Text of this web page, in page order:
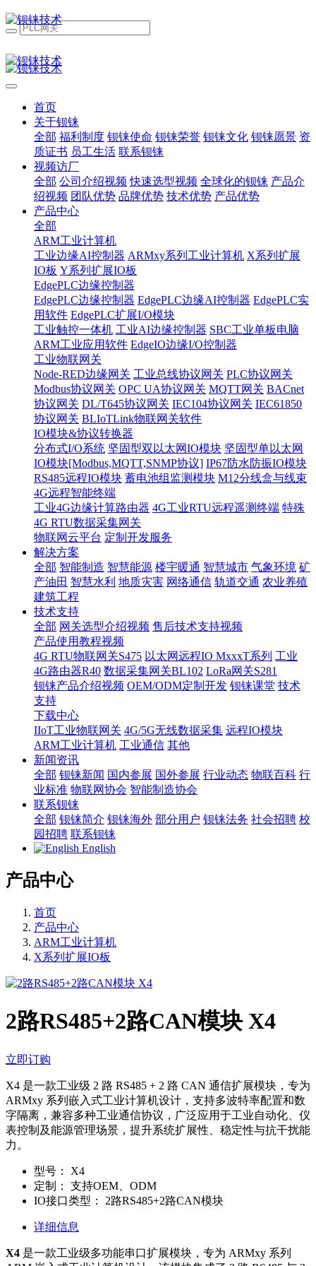
首页
关于钡铼
全部 福利制度 钡铼使命 钡铼荣誉 钡铼文化 钡铼愿景 资
质证书 员工生活 联系钡铼
视频访厂
全部 公司介绍视频 快速选型视频 全球化的钡铼 产品介
绍视频 团队优势 品牌优势 技术优势 产品优势
产品中心
全部
ARM工业计算机
工业边缘AI控制器 ARMxy系列工业计算机 X系列扩展
IO板 Y系列扩展IO板
EdgePLC边缘控制器
EdgePLC边缘控制器 EdgePLC边缘AI控制器 EdgePLC实
用软件 EdgePLC扩展I/O模块
工业触控一体机 工业AI边缘控制器 SBC工业单板电脑
ARM工业应用软件 EdgeIO边缘I/O控制器
工业物联网关
Node-RED边缘网关 工业总线协议网关 PLC协议网关
Modbus协议网关 OPC UA协议网关 MQTT网关 BACnet
协议网关 DL/T645协议网关 IEC104协议网关 IEC61850
协议网关 BLIoTLink物联网关软件
IO模块&协议转换器
分布式I/O系统 坚固型双以太网IO模块 坚固型单以太网
IO模块[Modbus,MQTT,SNMP协议] IP67防水防振IO模块
RS485远程IO模块 蓄电池组监测模块 M12分线盒与线束
4G远程智能终端
工业4G边缘计算路由器 4G工业RTU远程遥测终端 特殊
4G RTU数据采集网关
物联网云平台 定制开发服务
解决方案
全部 智能制造 智慧能源 楼宇暖通 智慧城市 气象环境 矿
产油田 智慧水利 地质灾害 网络通信 轨道交通 农业养殖
建筑工程
技术支持
全部 网关选型介绍视频 售后技术支持视频
产品使用教程视频
4G RTU物联网关S475 以太网远程IO MxxxT系列 工业
4G路由器R40 数据采集网关BL102 LoRa网关S281
钡铼产品介绍视频 OEM/ODM定制开发 钡铼课堂 技术
支持
下载中心
IIoT工业物联网关 4G/5G无线数据采集 远程IO模块
ARM工业计算机 工业通信 其他
新闻资讯
全部 钡铼新闻 国内参展 国外参展 行业动态 物联百科 行
业标准 物联网协会 智能制造协会
联系钡铼
全部 钡铼简介 钡铼海外 部分用户 钡铼法务 社会招聘 校
园招聘 联系钡铼
English
产品中心
首页
产品中心
ARM工业计算机
X系列扩展IO板
2路RS485+2路CAN模块 X4
立即订购
X4 是一款工业级 2 路 RS485 + 2 路 CAN 通信扩展模块，专为
ARMxy 系列嵌入式工业计算机设计，支持多波特率配置和数
字隔离，兼容多种工业通信协议，广泛应用于工业自动化、仪
表控制及能源管理场景，提升系统扩展性、稳定性与抗干扰能
力。
型号：
X4
定制：
支持OEM、ODM
IO接口类型：
2路RS485+2路CAN模块
详细信息
X4 是一款工业级多功能串口扩展模块，专为 ARMxy 系列